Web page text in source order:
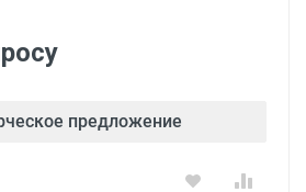
предложение